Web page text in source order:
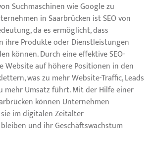
Suchmaschinen wie Google zu
in Saarbrücken ist SEO von
da es ermöglicht, dass
ihre Produkte oder Dienstleistungen
können. Durch eine effektive SEO-
Website auf höhere Positionen in den
was zu mehr Website-Traffic, Leads
mehr Umsatz führt. Mit der Hilfe einer
können Unternehmen
im digitalen Zeitalter
und ihr Geschäftswachstum